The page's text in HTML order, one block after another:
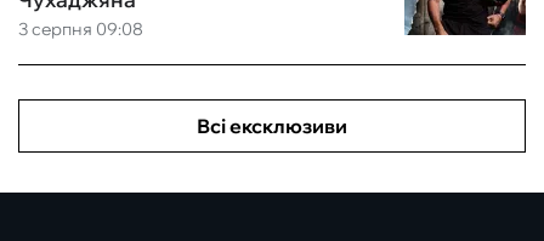
3 серпня 09:08
Всі ексклюзиви